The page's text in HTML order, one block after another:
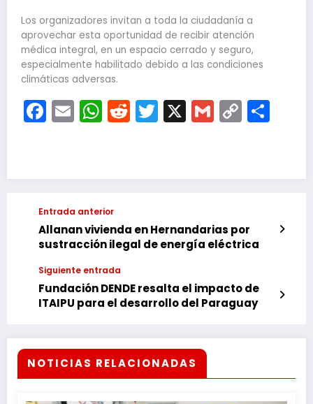
Los organizadores invitan a toda la ciudadanía a
aprovechar esta oportunidad de recibir atención
médica integral, en un espacio cerrado y seguro,
especialmente habilitado debido a las condiciones
climáticas adversas.
Facebook
EmailWhatsApp
Reddit
Twitter
X Gmail
Copy
Link
Entrada anterior
Allanan vivienda en Hernandarias por
sustracción ilegal de energía eléctrica
Siguiente entrada
Fundación DENDE resalta el impacto de
ITAIPU para el desarrollo del Paraguay
NOTICIAS RELACIONADAS